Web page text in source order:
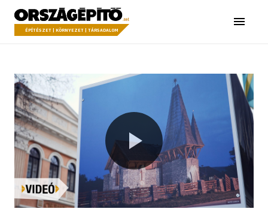
a tartalomhoz
Országépítő
ÉPÍTÉSZET | KÖRNYEZET | TÁRSADALOM Menü
Lejátszás